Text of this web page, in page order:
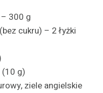
300 g
cukru) – 2 łyżki
(10 g)
ziele angielskie